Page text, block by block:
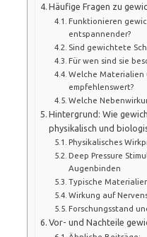
Häufige Fragen zu
Funktionieren
entspannender?
Sind gewichtete
Für wen sind sie
Welche Materialien
empfehlenswert?
Welche
Hintergrund: Wie
physikalisch und
Physikalisches
Deep Pressure
Augenbinden
Typische
Wirkung auf
Forschungsstand
Vor- und Nachteile